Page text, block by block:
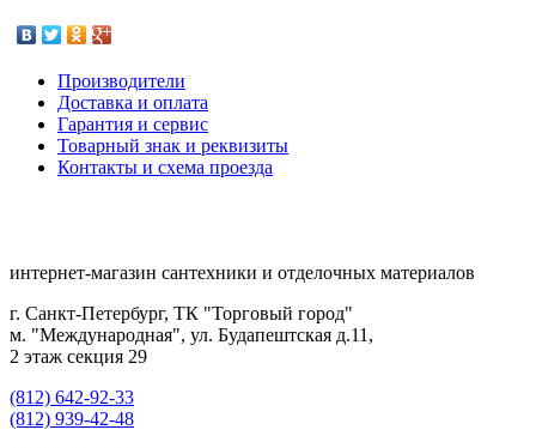
Производители
Доставка и оплата
Гарантия и сервис
Товарный знак и реквизиты
Контакты и схема проезда
интернет-магазин сантехники и отделочных материалов
г. Санкт-Петербург, ТК "Торговый город"
м. "Международная", ул. Будапештская д.11,
2 этаж секция 29
(812) 642-92-33
(812) 939-42-48